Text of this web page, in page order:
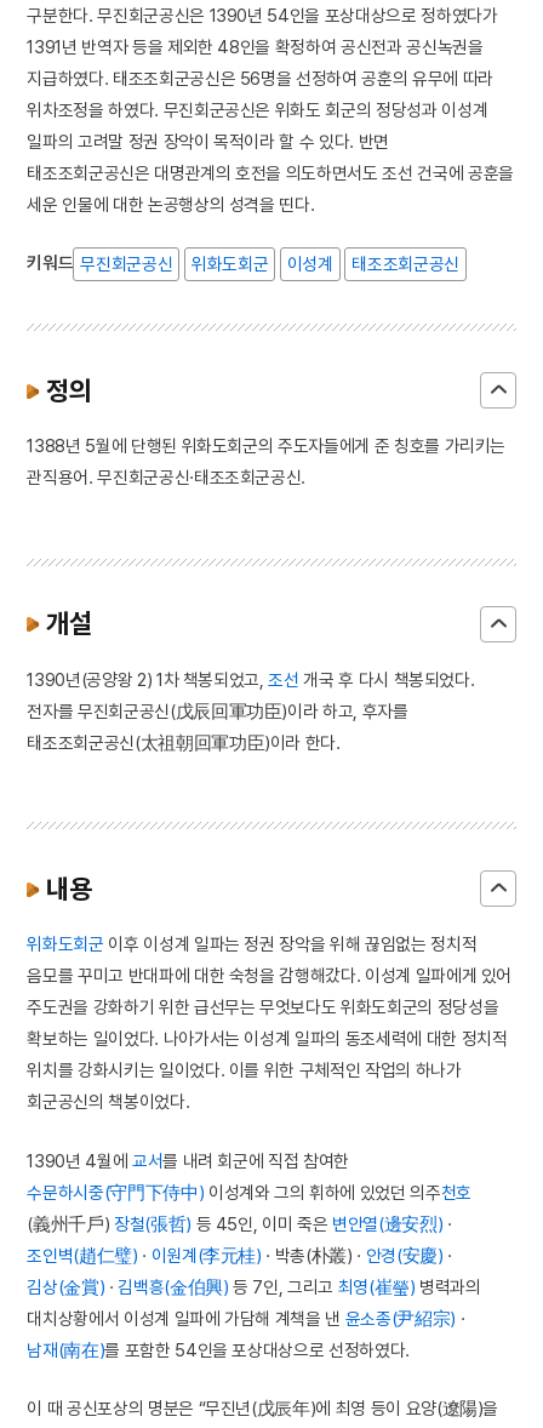
구분한다. 무진회군공신은 1390년 54인을 포상대상으로 정하였다가
1391년 반역자 등을 제외한 48인을 확정하여 공신전과 공신녹권을
지급하였다. 태조조회군공신은 56명을 선정하여 공훈의 유무에 따라
위차조정을 하였다. 무진회군공신은 위화도 회군의 정당성과 이성계
일파의 고려말 정권 장악이 목적이라 할 수 있다. 반면
태조조회군공신은 대명관계의 호전을 의도하면서도 조선 건국에 공훈을
세운 인물에 대한 논공행상의 성격을 띤다.
키워드 무진회군공신 위화도회군 이성계 태조조회군공신
정의
1388년 5월에 단행된 위화도회군의 주도자들에게 준 칭호를 가리키는
관직용어. 무진회군공신·태조조회군공신.
개설
1390년(공양왕 2) 1차 책봉되었고, 조선 개국 후 다시 책봉되었다.
전자를 무진회군공신(戊辰回軍功臣)이라 하고, 후자를
태조조회군공신(太祖朝回軍功臣)이라 한다.
내용
위화도회군 이후 이성계 일파는 정권 장악을 위해 끊임없는 정치적
음모를 꾸미고 반대파에 대한 숙청을 감행해갔다. 이성계 일파에게 있어
주도권을 강화하기 위한 급선무는 무엇보다도 위화도회군의 정당성을
확보하는 일이었다. 나아가서는 이성계 일파의 동조세력에 대한 정치적
위치를 강화시키는 일이었다. 이를 위한 구체적인 작업의 하나가
회군공신의 책봉이었다.
1390년 4월에 교서를 내려 회군에 직접 참여한
수문하시중(守門下侍中) 이성계와 그의 휘하에 있었던 의주천호
(義州千戶) 장철(張哲) 등 45인, 이미 죽은 변안열(邊安烈) ·
조인벽(趙仁璧) · 이원계(李元桂) · 박총(朴叢) · 안경(安慶) ·
김상(金賞) ·김백흥(金伯興) 등 7인, 그리고 최영(崔瑩) 병력과의
대치상황에서 이성계 일파에 가담해 계책을 낸 윤소종(尹紹宗) ·
남재(南在)를 포함한 54인을 포상대상으로 선정하였다.
이 때 공신포상의 명분은 “무진년(戊辰年)에 최영 등이 요양(遼陽)을